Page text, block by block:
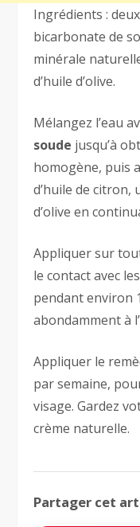
Ingrédients :
bicarbonate de
minérale
d’huile d’olive.
Mélangez l’eau
soude jusqu’à
homogène, puis
d’huile de citron,
d’olive en
Appliquer sur
le contact avec
pendant environ
abondamment à
Appliquer le
par semaine,
visage. Gardez
crème naturelle.
Partager cet